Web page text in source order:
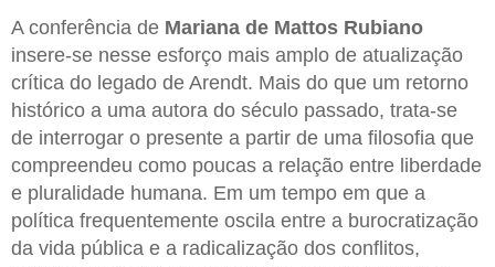
A conferência de Mariana de Mattos Rubiano
insere-se nesse esforço mais amplo de atualização
crítica do legado de Arendt. Mais do que um retorno
histórico a uma autora do século passado, trata-se
de interrogar o presente a partir de uma filosofia que
compreendeu como poucas a relação entre liberdade
e pluralidade humana. Em um tempo em que a
política frequentemente oscila entre a burocratização
da vida pública e a radicalização dos conflitos,